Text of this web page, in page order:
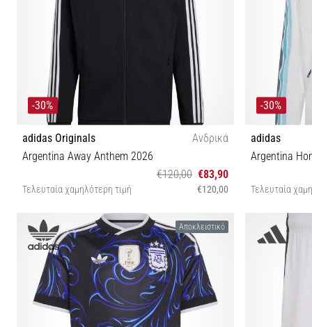
-30%
adidas Originals
Ανδρικά
Argentina Away Anthem 2026
€120,00 €83,90
Τελευταία χαμηλότερη τιμή €120,00
S M L XL XXL
-30%
adidas
Argentina
Τελευταία
Αποκλειστικό